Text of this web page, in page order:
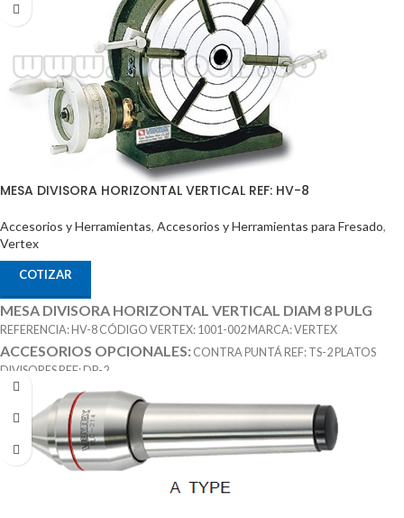
MESA DIVISORA HORIZONTAL VERTICAL REF: HV-8
Accesorios y Herramientas, Accesorios y Herramientas para Fresado,
Vertex
COTIZAR
MESA DIVISORA HORIZONTAL VERTICAL DIAM 8 PULG
REFERENCIA: HV-8 CÓDIGO VERTEX: 1001-002 MARCA: VERTEX
ACCESORIOS OPCIONALES: CONTRA PUNTÁ REF: TS-2 PLATOS
DIVISORES REF: DP-2